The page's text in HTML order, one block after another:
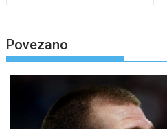
Povezano